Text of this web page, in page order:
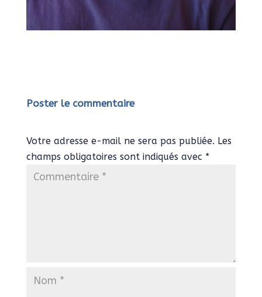
Poster le commentaire
Votre adresse e-mail ne sera pas publiée. Les
champs obligatoires sont indiqués avec *